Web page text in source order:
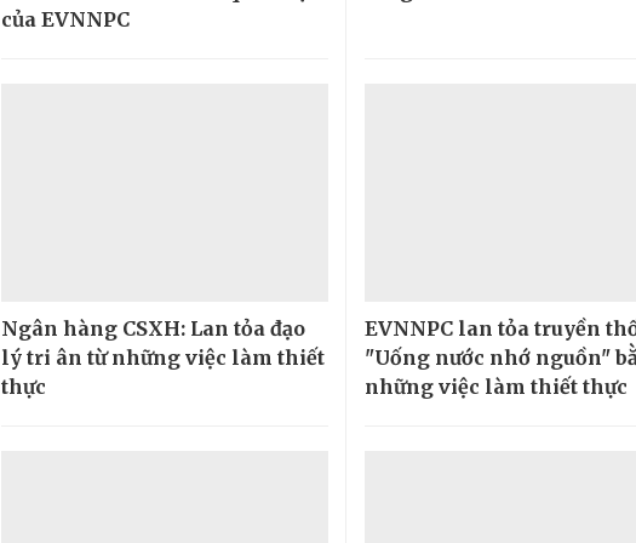
của EVNNPC
Ngân hàng CSXH: Lan tỏa đạo
lý tri ân từ những việc làm thiết
thực
EVNNPC lan tỏa truyền
"Uống nước nhớ nguồn"
những việc làm thiết thực